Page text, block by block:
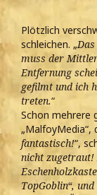
Plötzlich
schleichen. „
muss der
Entfernung
gefilmt und ich
treten.“
Schon mehrere
„MalfoyMedia“,
fantastisch!“,
nicht zugetraut!
TopGoblin“,